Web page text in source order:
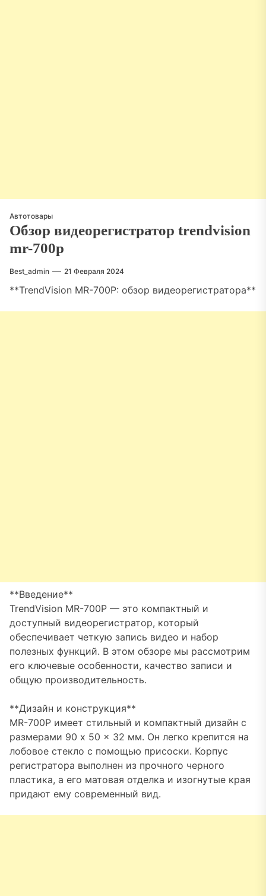
Автотовары
Обзор видеорегистратор trendvision
mr-700p
Best_admin 21 Февраля 2024
**TrendVision MR-700P: обзор видеорегистратора**
**Введение**
TrendVision MR-700P — это компактный и
доступный видеорегистратор, который
обеспечивает четкую запись видео и набор
полезных функций. В этом обзоре мы рассмотрим
его ключевые особенности, качество записи и
общую производительность.
**Дизайн и конструкция**
MR-700P имеет стильный и компактный дизайн с
размерами 90 x 50 x 32 мм. Он легко крепится на
лобовое стекло с помощью присоски. Корпус
регистратора выполнен из прочного черного
пластика, а его матовая отделка и изогнутые края
придают ему современный вид.